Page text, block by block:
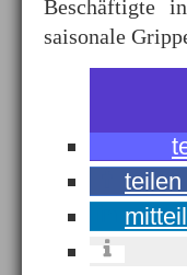
Beschäftigte
saisonale
teilen